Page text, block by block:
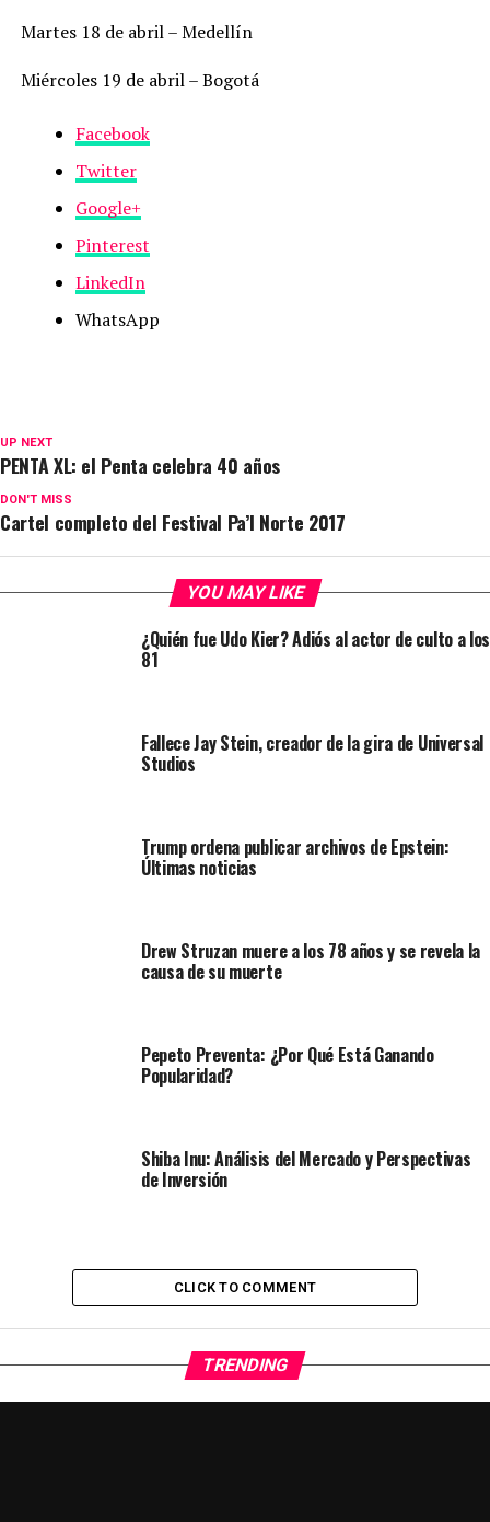
Martes 18 de abril – Medellín
Miércoles 19 de abril – Bogotá
Facebook
Twitter
Google+
Pinterest
LinkedIn
WhatsApp
UP NEXT
PENTA XL: el Penta celebra 40 años
DON'T MISS
Cartel completo del Festival Pa’l Norte 2017
YOU MAY LIKE
¿Quién fue Udo Kier? Adiós al actor de culto a los
81
Fallece Jay Stein, creador de la gira de Universal
Studios
Trump ordena publicar archivos de Epstein:
Últimas noticias
Drew Struzan muere a los 78 años y se revela la
causa de su muerte
Pepeto Preventa: ¿Por Qué Está Ganando
Popularidad?
Shiba Inu: Análisis del Mercado y Perspectivas
de Inversión
CLICK TO COMMENT
TRENDING